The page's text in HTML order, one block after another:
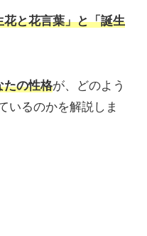
花と花言葉」と「誕生
たの性格が、どのよう
いるのかを解説しま